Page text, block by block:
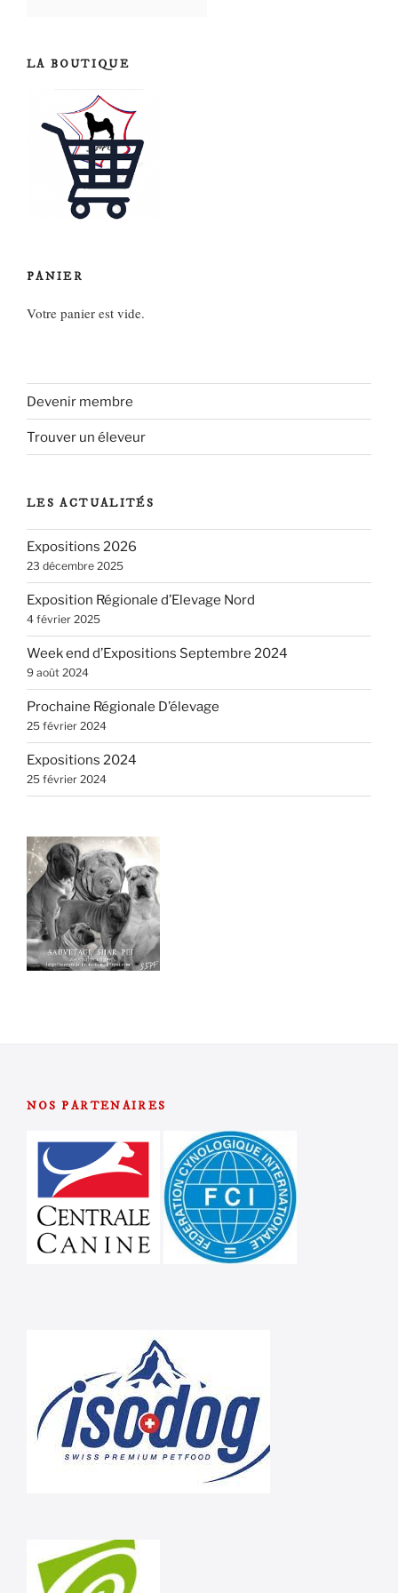
LA BOUTIQUE
PANIER
Votre panier est vide.
Devenir membre
Trouver un éleveur
LES ACTUALITÉS
Expositions 2026
23 décembre 2025
Exposition Régionale d’Elevage Nord
4 février 2025
Week end d’Expositions Septembre 2024
9 août 2024
Prochaine Régionale D’élevage
25 février 2024
Expositions 2024
25 février 2024
NOS PARTENAIRES